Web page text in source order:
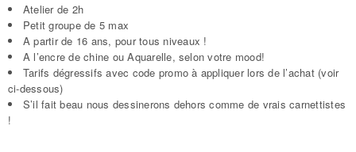
Atelier de 2h
Petit groupe de 5 max
A partir de 16 ans, pour tous niveaux !
A l’encre de chine ou Aquarelle, selon votre mood!
Tarifs dégressifs avec code promo à appliquer lors de l’achat (voir
ci-dessous)
S’il fait beau nous dessinerons dehors comme de vrais carnettistes
!